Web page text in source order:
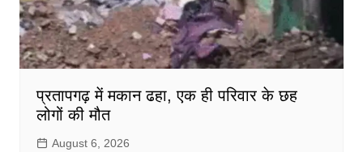
प्रतापगढ़ में मकान ढहा, एक ही परिवार के छह
लोगों की मौत
August 6, 2026